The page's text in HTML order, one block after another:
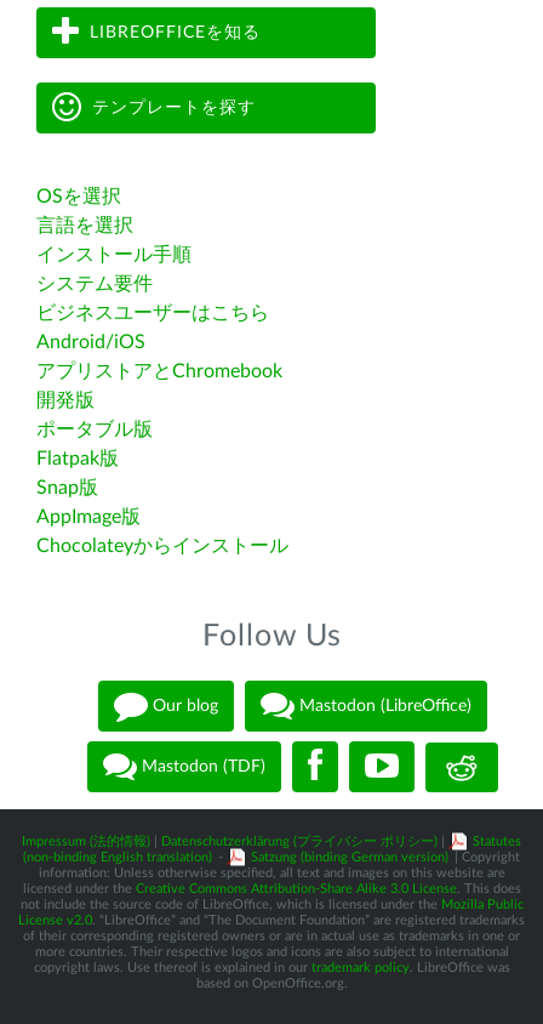
LIBREOFFICEを知る
テンプレートを探す
OSを選択
言語を選択
インストール手順
システム要件
ビジネスユーザーはこちら
Android/iOS
アプリストアとChromebook
開発版
ポータブル版
Flatpak版
Snap版
AppImage版
Chocolateyからインストール
Follow Us
Our blog Mastodon (LibreOffice)
Mastodon (TDF)
Impressum (法的情報) Datenschutzerklärung (プライバシー ポリシー)
Statutes
(non-binding English translation) - Satzung (binding German version)
| Copyright
information: Unless otherwise specified, all text and images on this website are
licensed under the Creative Commons Attribution-Share Alike 3.0 License. This does
not include the source code of LibreOffice, which is licensed under the Mozilla Public
License v2.0 . “LibreOffice” and “The Document Foundation” are registered trademarks
of their corresponding registered owners or are in actual use as trademarks in one or
more countries. Their respective logos and icons are also subject to international
copyright laws. Use thereof is explained in our trademark policy. LibreOffice was
based on OpenOffice.org.